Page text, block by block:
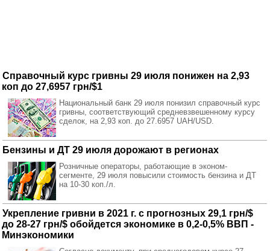
Справочный курс гривны 29 июля понижен на 2,93
коп до 27,6957 грн/$1
Национальный банк 29 июля понизил справочный курс
гривны, соответствующий средневзвешенному курсу
сделок, на 2,93 коп. до 27.6957 UAH/USD.
Бензины и ДТ 29 июля дорожают в регионах
Розничные операторы, работающие в эконом-
сегменте, 29 июля повысили стоимость бензина и ДТ
на 10-30 коп./л.
Укрепление гривни в 2021 г. с прогнозных 29,1 грн/$
до 28-27 грн/$ обойдется экономике в 0,2-0,5% ВВП -
Минэкономики